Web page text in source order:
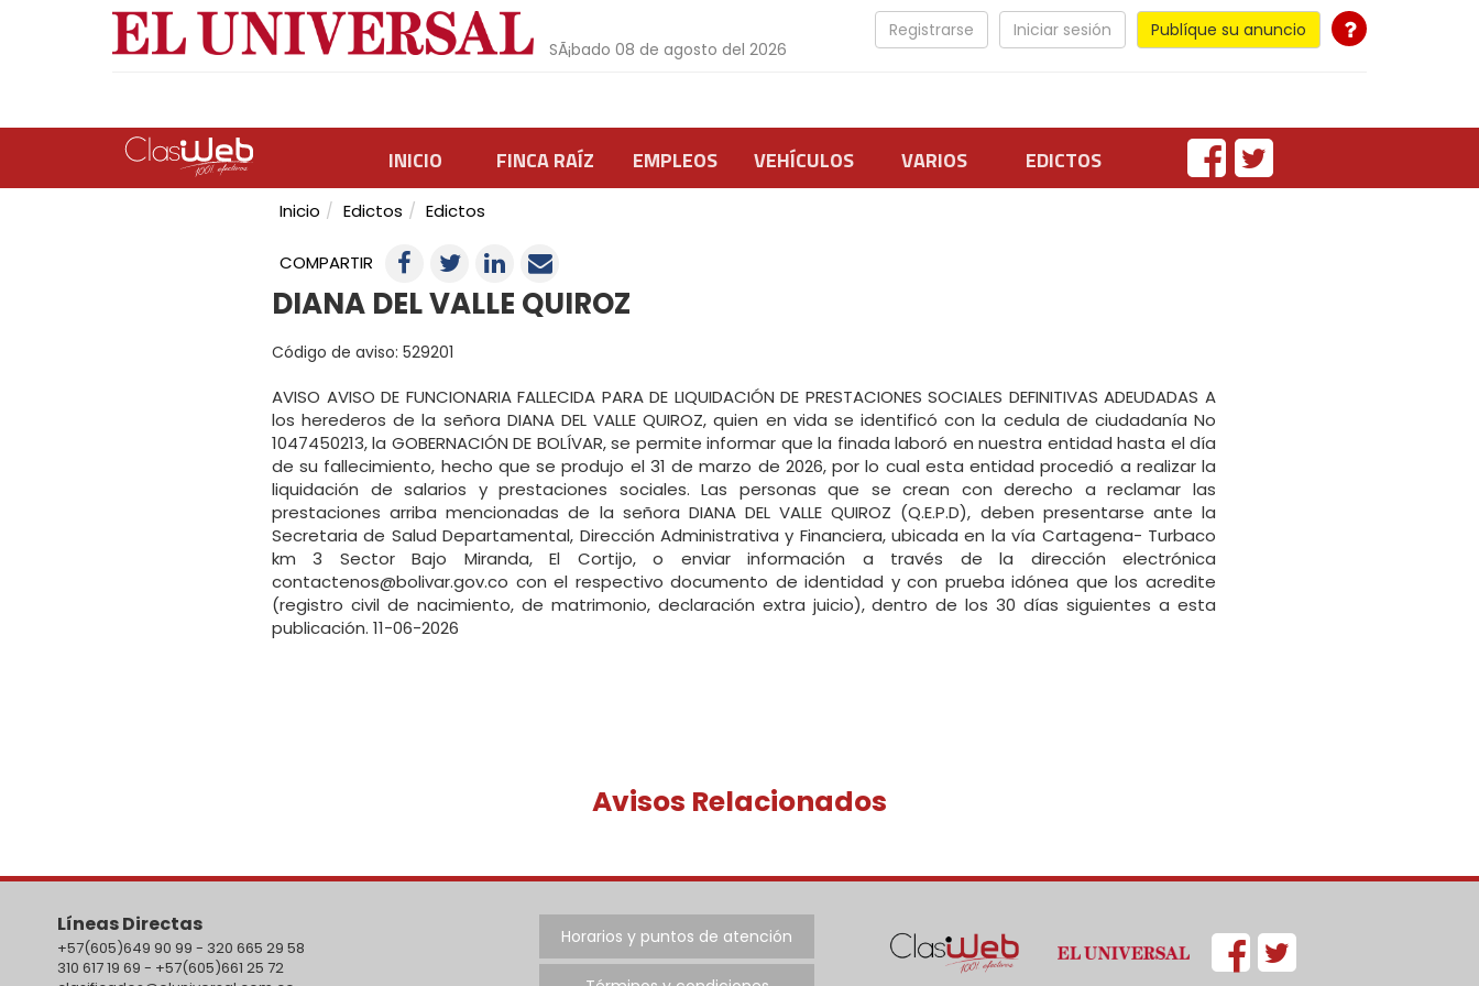
SÃ¡bado 08 de agosto del 2026
Publíque su anuncio
Iniciar sesión
Registrarse
INICIO FINCA RAÍZ EMPLEOS VEHÍCULOS VARIOS EDICTOS
Inicio Edictos Edictos
COMPARTIR
DIANA DEL VALLE QUIROZ
Código de aviso: 529201
AVISO AVISO DE FUNCIONARIA FALLECIDA PARA DE LIQUIDACIÓN DE PRESTACIONES SOCIALES DEFINITIVAS ADEUDADAS A
los herederos de la señora DIANA DEL VALLE QUIROZ, quien en vida se identificó con la cedula de ciudadanía No
1047450213, la GOBERNACIÓN DE BOLÍVAR, se permite informar que la finada laboró en nuestra entidad hasta el día
de su fallecimiento, hecho que se produjo el 31 de marzo de 2026, por lo cual esta entidad procedió a realizar la
liquidación de salarios y prestaciones sociales. Las personas que se crean con derecho a reclamar las
prestaciones arriba mencionadas de la señora DIANA DEL VALLE QUIROZ (Q.E.P.D), deben presentarse ante la
Secretaria de Salud Departamental, Dirección Administrativa y Financiera, ubicada en la vía Cartagena- Turbaco
km 3 Sector Bajo Miranda, El Cortijo, o enviar información a través de la dirección electrónica
contactenos@bolivar.gov.co con el respectivo documento de identidad y con prueba idónea que los acredite
(registro civil de nacimiento, de matrimonio, declaración extra juicio), dentro de los 30 días siguientes a esta
publicación. 11-06-2026
Avisos Relacionados
Líneas Directas
+57(605)649 90 99 - 320 665 29 58
310 617 19 69 - +57(605)661 25 72
Horarios y puntos de atención